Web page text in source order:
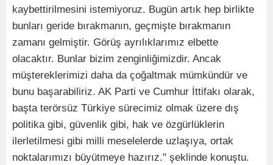
kaybettirilmesini istemiyoruz. Bugün artık hep birlikte
bunları geride bırakmanın, geçmişte bırakmanın
zamanı gelmiştir. Görüş ayrılıklarımız elbette
olacaktır. Bunlar bizim zenginliğimizdir. Ancak
müştereklerimizi daha da çoğaltmak mümkündür ve
bunu başarabiliriz. AK Parti ve Cumhur İttifakı olarak,
başta terörsüz Türkiye sürecimiz olmak üzere dış
politika gibi, güvenlik gibi, hak ve özgürlüklerin
ilerletilmesi gibi milli meselelerde uzlaşıya, ortak
noktalarımızı büyütmeye hazırız." şeklinde konuştu.